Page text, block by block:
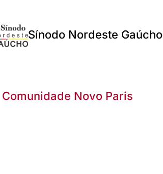
Sínodo Nordeste Gaúcho
Comunidade Novo Paris